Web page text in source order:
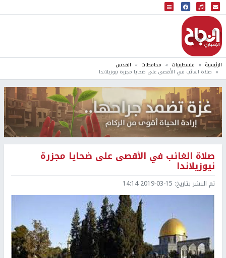
البث المباشر
إذاعة النجاح
الرئيسية فلسطينيات محافظات القدس
صلاة الغائب في الأقصى على ضحايا مجزرة نيوزيلاندا
صلاة الغائب في الأقصى على ضحايا مجزرة
نيوزيلاندا
تم النشر بتاريخ: 2019-03-15 14:14